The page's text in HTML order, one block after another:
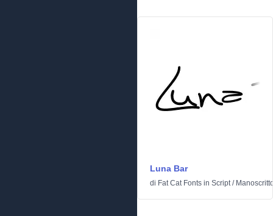
Luna Bar
di Fat Cat Fonts in Script/